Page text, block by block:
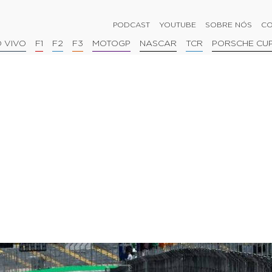
PODCAST YOUTUBE SOBRE NÓS
VIVO F1 F2 F3 MOTOGP NASCAR TCR PORSCHE